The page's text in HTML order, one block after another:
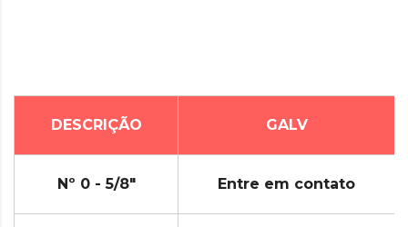
DESCRIÇÃO GALV
Nº 0 - 5/8" Entre em contato